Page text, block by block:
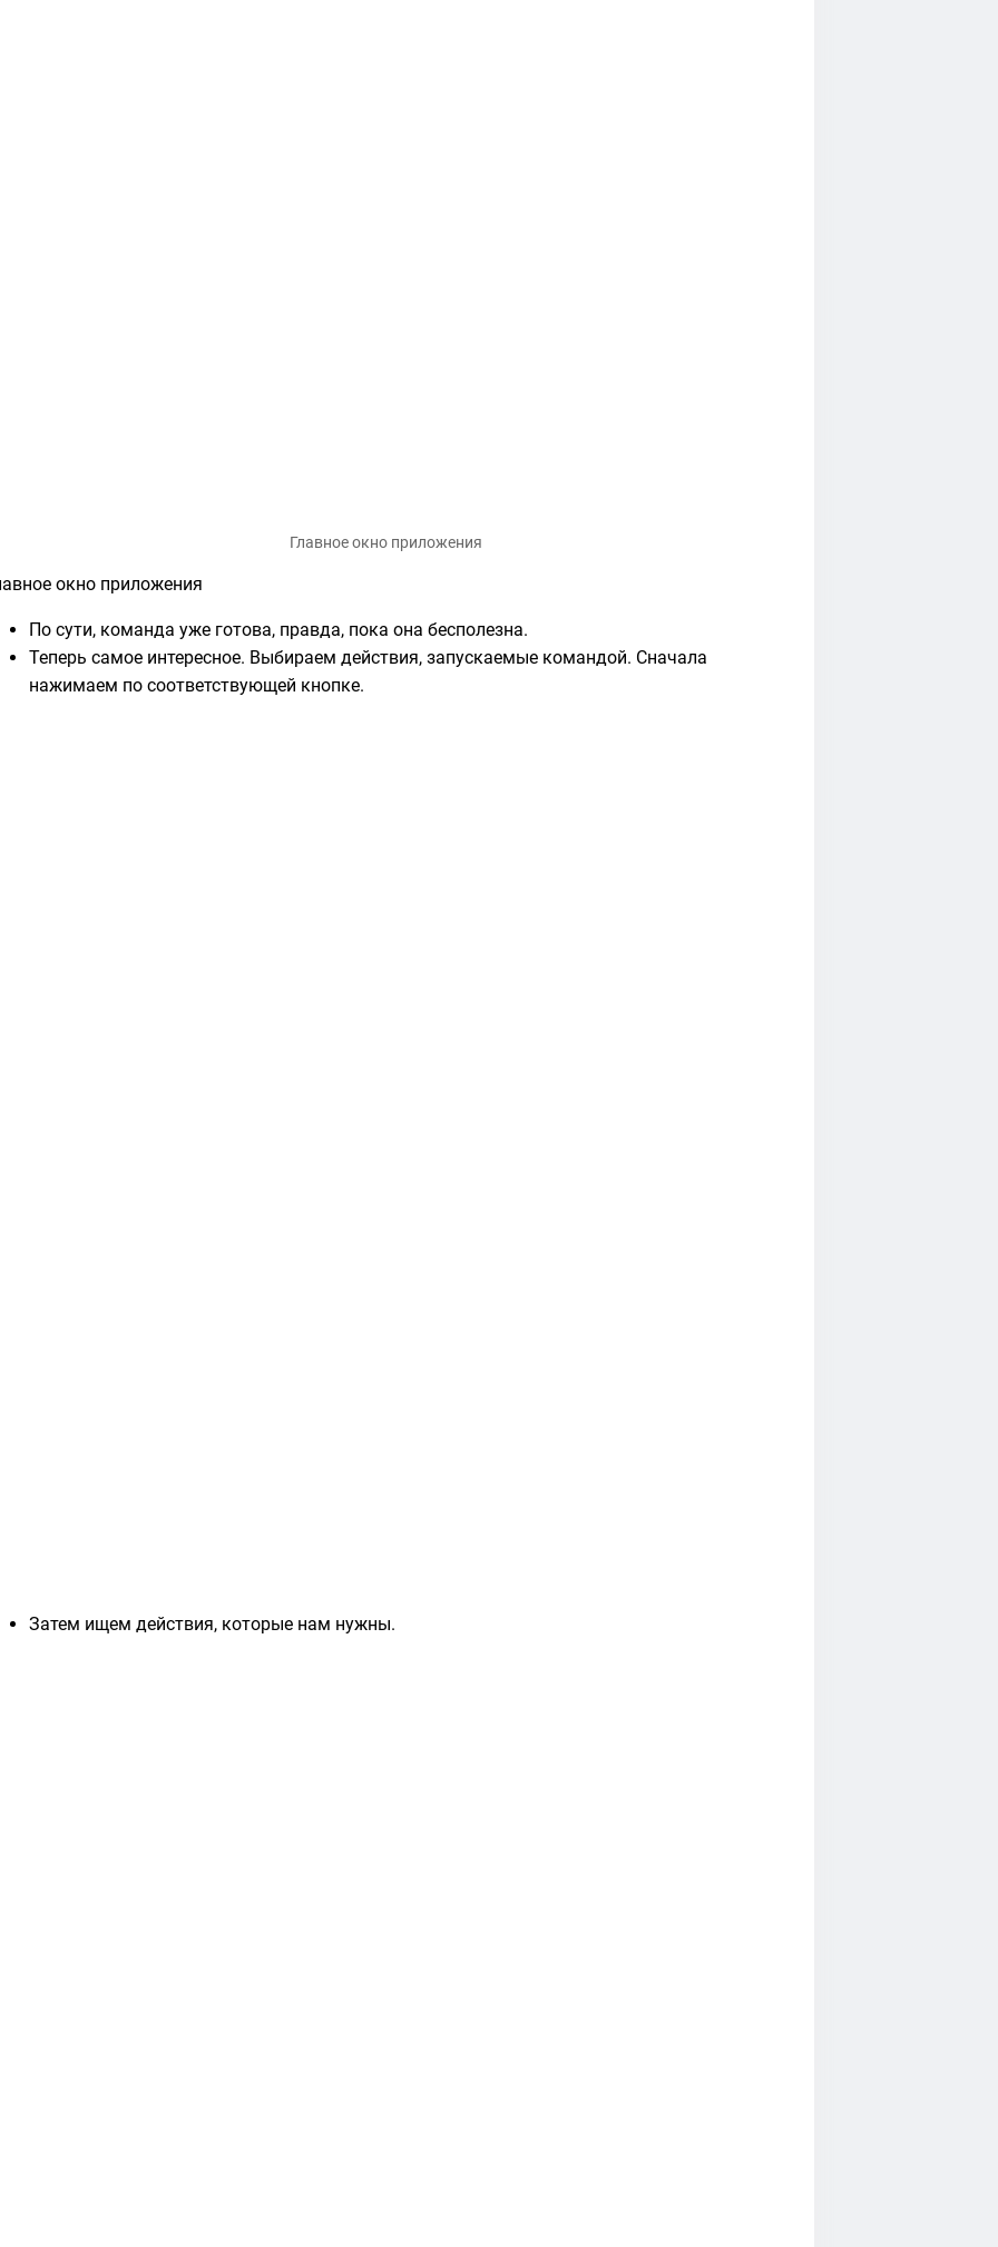
Главное окно приложения
окно приложения
По сути, команда уже готова, правда, пока она бесполезна.
Теперь самое интересное. Выбираем действия, запускаемые командой. Сначала
нажимаем по соответствующей кнопке.
Затем ищем действия, которые нам нужны.